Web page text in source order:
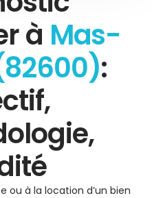
à Mas-
:
ou à la location d’un bien